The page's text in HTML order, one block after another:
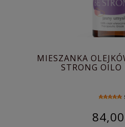
MIESZANKA
STRONG
84,00